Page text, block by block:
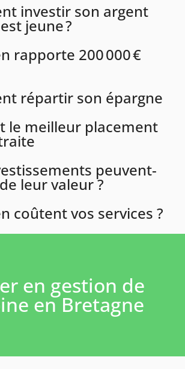
investir son argent
jeune ?
rapporte 200 000 €
répartir son épargne
le meilleur placement
peuvent-
leur valeur ?
coûtent vos services ?
en gestion de
en Bretagne